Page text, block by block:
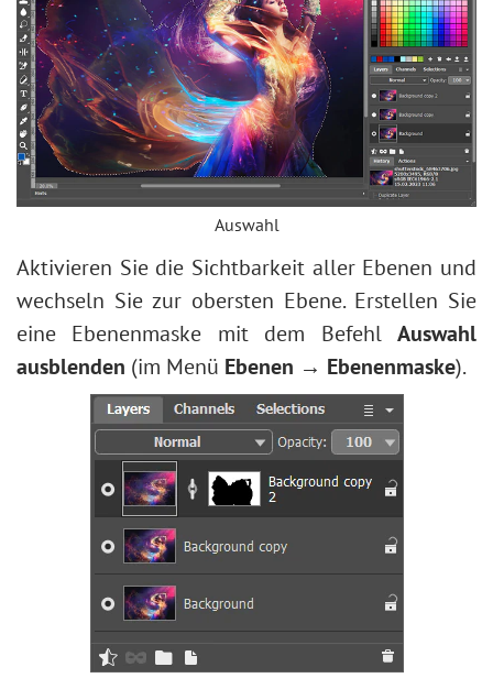
Auswahl
Aktivieren Sie die Sichtbarkeit aller Ebenen und
wechseln Sie zur obersten Ebene. Erstellen Sie
eine Ebenenmaske mit dem Befehl Auswahl
ausblenden (im Menü Ebenen → Ebenenmaske).